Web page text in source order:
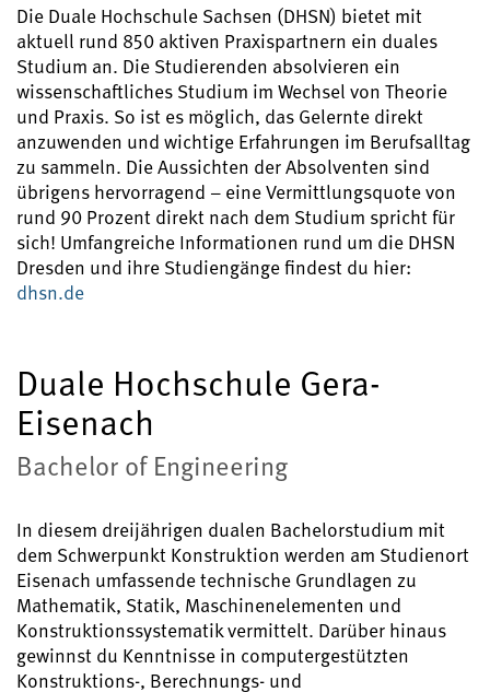
Die Duale Hochschule Sachsen (DHSN) bietet mit
aktuell rund 850 aktiven Praxispartnern ein duales
Studium an. Die Studierenden absolvieren ein
wissenschaftliches Studium im Wechsel von Theorie
und Praxis. So ist es möglich, das Gelernte direkt
anzuwenden und wichtige Erfahrungen im Berufsalltag
zu sammeln. Die Aussichten der Absolventen sind
übrigens hervorragend – eine Vermittlungsquote von
rund 90 Prozent direkt nach dem Studium spricht für
sich! Umfangreiche Informationen rund um die DHSN
Dresden und ihre Studiengänge findest du hier:
dhsn.de
Duale Hochschule Gera-
Eisenach
Bachelor of Engineering
In diesem dreijährigen dualen Bachelorstudium mit
dem Schwerpunkt Konstruktion werden am Studienort
Eisenach umfassende technische Grundlagen zu
Mathematik, Statik, Maschinenelementen und
Konstruktionssystematik vermittelt. Darüber hinaus
gewinnst du Kenntnisse in computergestützten
Konstruktions-, Berechnungs- und